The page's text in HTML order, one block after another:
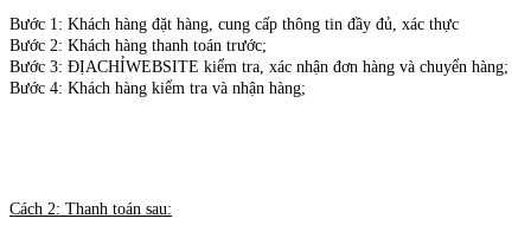
Bước 1: Khách hàng đặt hàng, cung cấp thông tin đầy đủ, xác thực
Bước 2: Khách hàng thanh toán trước;
Bước 3: ĐỊACHỈWEBSITE kiểm tra, xác nhận đơn hàng và chuyển hàng;
Bước 4: Khách hàng kiểm tra và nhận hàng;
Cách 2: Thanh toán sau: